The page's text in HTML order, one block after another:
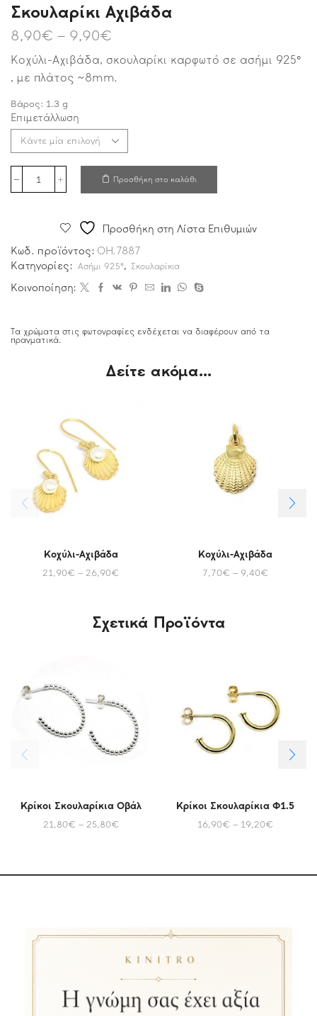
Σκουλαρίκι Αχιβάδα
8,90€ – 9,90€
Κοχύλι-Αχιβάδα, σκουλαρίκι καρφωτό σε ασήμι 925°
, με πλάτος ~8mm.
Βάρος: 1.3 g
Επιμετάλλωση
Προσθήκη στο καλάθι
Προσθήκη στη Λίστα Επιθυμιών
Κωδ. προϊόντος: OH.7887
Κατηγορίες: Ασήμι 925°, Σκουλαρίκια
Κοινοποίηση:
Τα χρώματα στις φωτογραφίες ενδέχεται να διαφέρουν από τα
πραγματικά.
Δείτε ακόμα...
Κοχύλι-Αχιβάδα
21,90€ – 26,90€
Κοχύλι-Αχιβάδα
7,70€ – 9,40€
Σχετικά Προϊόντα
Κρίκοι Σκουλαρίκια Οβάλ
21,80€ – 25,80€
Κρίκοι Σκουλαρίκια Φ1.5
16,90€ – 19,20€